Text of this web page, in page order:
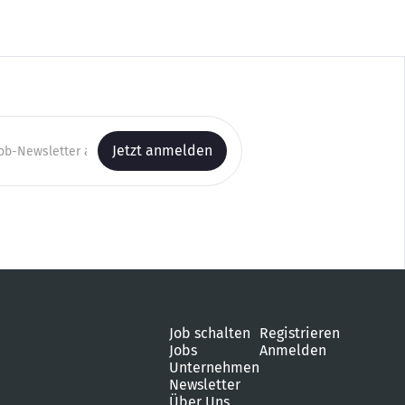
Job schalten
Jobs
Unternehmen
Newsletter
Über Uns
Registrieren
Anmelden